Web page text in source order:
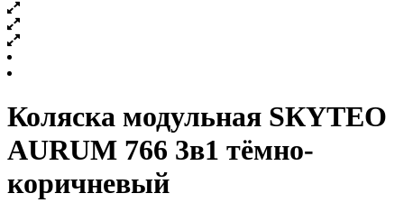
Коляскa модульная SКYTЕO
AURUM 766 3в1 тёмно-
коричневый